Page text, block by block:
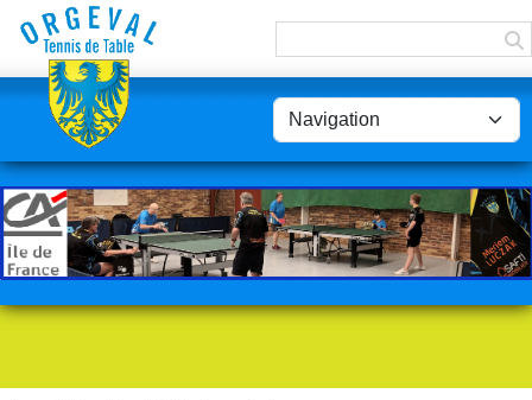
Panneau de gestion des cookies